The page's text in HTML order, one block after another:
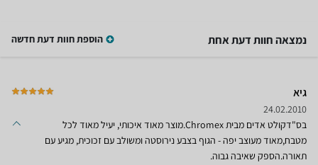
נמצאה חוות דעת אחת הוספת חוות דעת חדשה
גיא
24.02.2010
בס"דקולט אדים מבית Chromex.מוצר מאוד איכותי, יעיל מאוד לכל
מטבח,מאוד מעוצב יפה - הגוף בצבע נירוסטה ומשולב עם זכוכית, מגיע עם
תאורה.הספק שאיבה גבוה.